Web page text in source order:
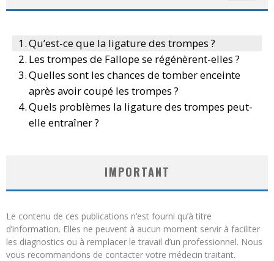
Qu’est-ce que la ligature des trompes ?
Les trompes de Fallope se régénèrent-elles ?
Quelles sont les chances de tomber enceinte
après avoir coupé les trompes ?
Quels problèmes la ligature des trompes peut-
elle entraîner ?
IMPORTANT
Le contenu de ces publications n’est fourni qu’à titre
d’information. Elles ne peuvent à aucun moment servir à faciliter
les diagnostics ou à remplacer le travail d’un professionnel. Nous
vous recommandons de contacter votre médecin traitant.